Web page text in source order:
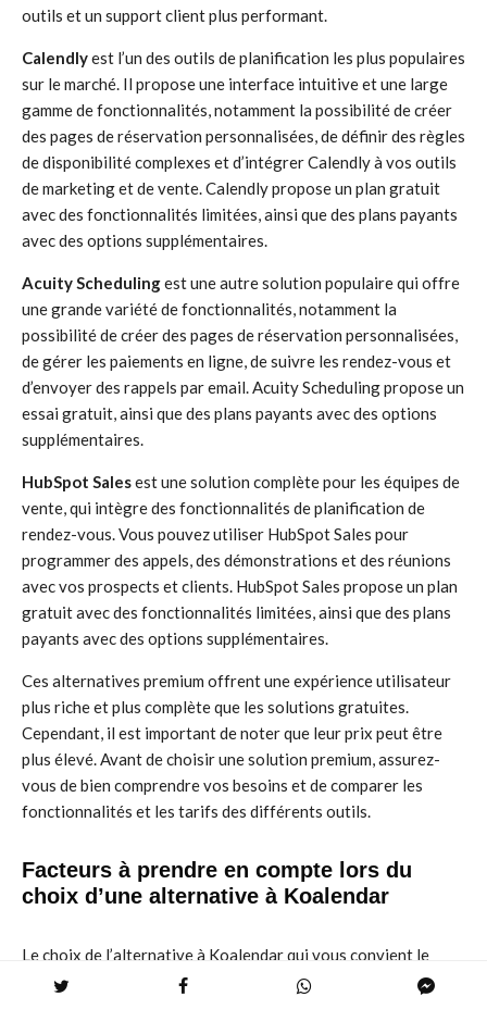
outils et un support client plus performant.
Calendlyest l’un des outils de planification les plus populaires
sur le marché. Il propose une interface intuitive et une large
gamme de fonctionnalités, notamment la possibilité de créer
des pages de réservation personnalisées, de définir des règles
de disponibilité complexes et d’intégrer Calendly à vos outils
de marketing et de vente. Calendly propose un plan gratuit
avec des fonctionnalités limitées, ainsi que des plans payants
avec des options supplémentaires.
Acuity Schedulingest une autre solution populaire qui offre
une grande variété de fonctionnalités, notamment la
possibilité de créer des pages de réservation personnalisées,
de gérer les paiements en ligne, de suivre les rendez-vous et
d’envoyer des rappels par email. Acuity Scheduling propose un
essai gratuit, ainsi que des plans payants avec des options
supplémentaires.
HubSpot Salesest une solution complète pour les équipes de
vente, qui intègre des fonctionnalités de planification de
rendez-vous. Vous pouvez utiliser HubSpot Sales pour
programmer des appels, des démonstrations et des réunions
avec vos prospects et clients. HubSpot Sales propose un plan
gratuit avec des fonctionnalités limitées, ainsi que des plans
payants avec des options supplémentaires.
Ces alternatives premium offrent une expérience utilisateur
plus riche et plus complète que les solutions gratuites.
Cependant, il est important de noter que leur prix peut être
plus élevé. Avant de choisir une solution premium, assurez-
vous de bien comprendre vos besoins et de comparer les
fonctionnalités et les tarifs des différents outils.
Facteurs à prendre en compte lors du
choix d’une alternative à Koalendar
Le choix de l’alternative à Koalendar qui vous convient le
mieux dépend de plusieurs facteurs, notamment :